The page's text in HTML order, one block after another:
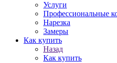
Услуги
Профессиональные
Нарезка
Замеры
Как купить
Назад
Как купить